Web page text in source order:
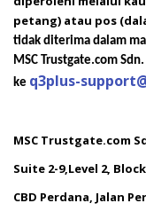
petang) atau pos (
tidak diterima dalam
MSC Trustgate.com
ke q3plus-
MSC Trustgate.com
Suite 2-9,Level 2, Block
CBD Perdana, Jalan